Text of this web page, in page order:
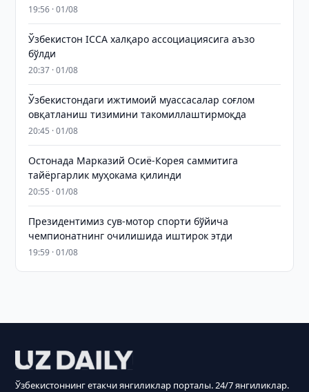
19:56 · 01/08
Ўзбекистон ICCA халқаро ассоциациясига аъзо
бўлди
20:37 · 01/08
Ўзбекистондаги ижтимоий муассасалар соғлом
овқатланиш тизимини такомиллаштирмоқда
20:45 · 01/08
Остонада Марказий Осиё-Корея саммитига
тайёргарлик муҳокама қилинди
20:55 · 01/08
Президентимиз сув-мотор спорти бўйича
чемпионатнинг очилишида иштирок этди
19:59 · 01/08
Ўзбекистоннинг етакчи янгиликлар порталы. 24/7 янгиликлар.